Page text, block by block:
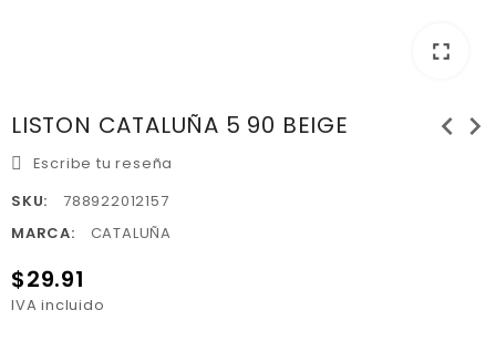
fullscreen
LISTON CATALUÑA 5 90 BEIGE chevron_left chevron_right
Escribe tu reseña
SKU:
788922012157
MARCA:
CATALUÑA
$29.91
IVA incluido